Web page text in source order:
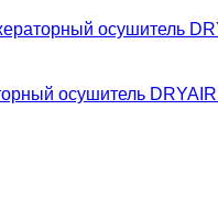
осушитель